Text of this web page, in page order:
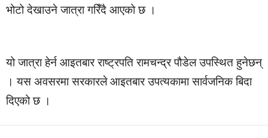
भोटो देखाउने जात्रा गरिँदै आएको छ ।
यो जात्रा हेर्न आइतबार राष्ट्रपति रामचन्द्र पौडेल उपस्थित हुनेछन्
। यस अवसरमा सरकारले आइतबार उपत्यकामा सार्वजनिक बिदा
दिएको छ ।